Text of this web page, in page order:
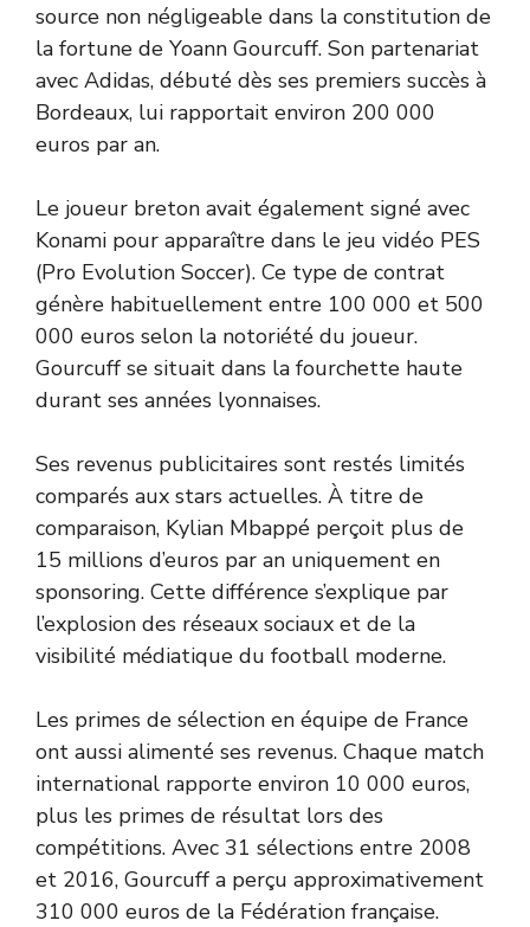
source non négligeable dans la constitution de
la fortune de Yoann Gourcuff. Son partenariat
avec Adidas, débuté dès ses premiers succès à
Bordeaux, lui rapportait environ 200 000
euros par an.
Le joueur breton avait également signé avec
Konami pour apparaître dans le jeu vidéo PES
(Pro Evolution Soccer). Ce type de contrat
génère habituellement entre 100 000 et 500
000 euros selon la notoriété du joueur.
Gourcuff se situait dans la fourchette haute
durant ses années lyonnaises.
Ses revenus publicitaires sont restés limités
comparés aux stars actuelles. À titre de
comparaison, Kylian Mbappé perçoit plus de
15 millions d’euros par an uniquement en
sponsoring. Cette différence s’explique par
l’explosion des réseaux sociaux et de la
visibilité médiatique du football moderne.
Les primes de sélection en équipe de France
ont aussi alimenté ses revenus. Chaque match
international rapporte environ 10 000 euros,
plus les primes de résultat lors des
compétitions. Avec 31 sélections entre 2008
et 2016, Gourcuff a perçu approximativement
310 000 euros de la Fédération française.